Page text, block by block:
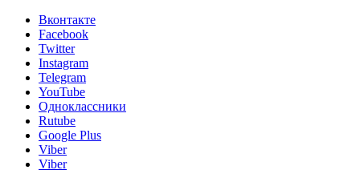
Вконтакте
Facebook
Twitter
Instagram
Telegram
YouTube
Одноклассники
Rutube
Google Plus
Viber
Viber